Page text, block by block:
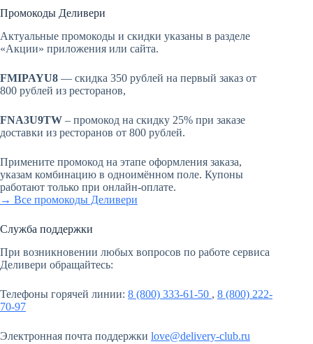
Промокоды Деливери
Актуальные промокоды и скидки указаны в разделе
«Акции» приложения или сайта.
FMIPAYU8 — скидка 350 рублей на первый заказ от
800 рублей из ресторанов,
FNA3U9TW – промокод на скидку 25% при заказе
доставки из ресторанов от 800 рублей.
Примените промокод на этапе оформления заказа,
указам комбинацию в одноимённом поле. Купоны
работают только при онлайн-оплате.
→ Все промокоды Деливери
Служба поддержки
При возникновении любых вопросов по работе сервиса
Деливери обращайтесь:
Телефоны горячей линии: 8 (800) 333-61-50 , 8 (800) 222-
70-97
Электронная почта поддержки love@delivery-club.ru